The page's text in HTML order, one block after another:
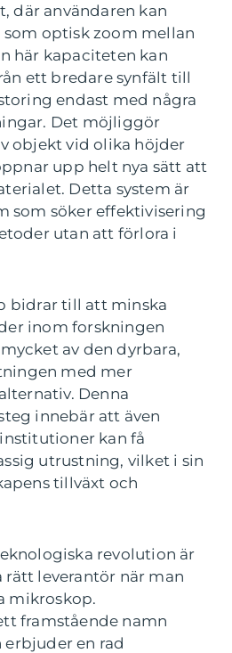
där användaren kan
optisk zoom mellan
här kapaciteten kan
ett bredare synfält till
endast med några
Det möjliggör
objekt vid olika höjder
upp helt nya sätt att
Detta system är
som söker effektivisering
utan att förlora i
bidrar till att minska
inom forskningen
av den dyrbara,
med mer
Denna
innebär att även
kan få
utrustning, vilket i sin
tillväxt och
revolution är
leverantör när man
mikroskop.
framstående namn
en rad